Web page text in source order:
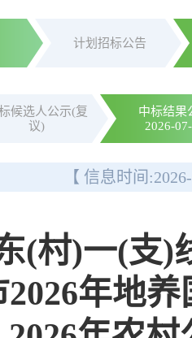
计划招标公告
候选人公示(复
议)
中标结果
2026-
【 信息时间:
(村)一(支)
年地